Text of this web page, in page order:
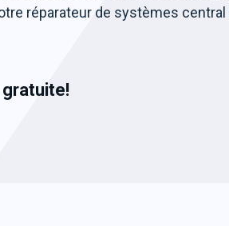
réparateur de systèmes central